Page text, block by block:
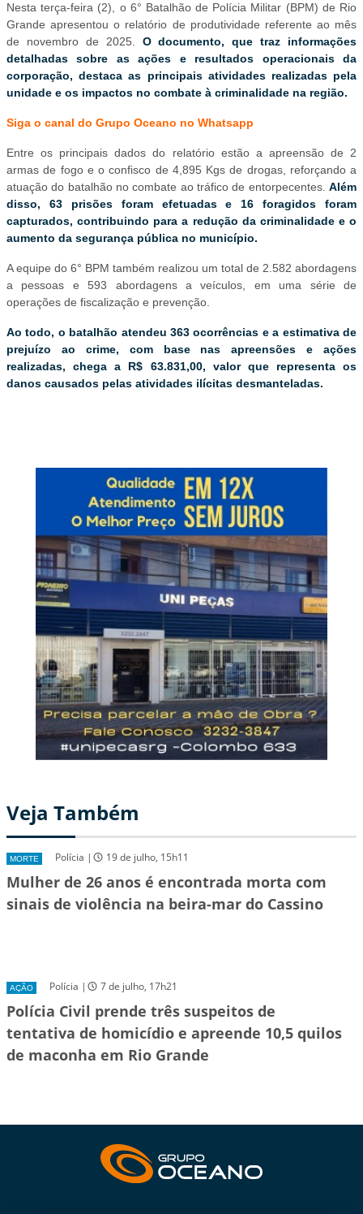
Nesta terça-feira (2), o 6° Batalhão de Polícia Militar (BPM) de Rio
Grande apresentou o relatório de produtividade referente ao mês
de novembro de 2025. O documento, que traz informações
detalhadas sobre as ações e resultados operacionais da
corporação, destaca as principais atividades realizadas pela
unidade e os impactos no combate à criminalidade na região.
Siga o canal do Grupo Oceano no Whatsapp
Entre os principais dados do relatório estão a apreensão de 2
armas de fogo e o confisco de 4,895 Kgs de drogas, reforçando a
atuação do batalhão no combate ao tráfico de entorpecentes. Além
disso, 63 prisões foram efetuadas e 16 foragidos foram
capturados, contribuindo para a redução da criminalidade e o
aumento da segurança pública no município.
A equipe do 6° BPM também realizou um total de 2.582 abordagens
a pessoas e 593 abordagens a veículos, em uma série de
operações de fiscalização e prevenção.
Ao todo, o batalhão atendeu 363 ocorrências e a estimativa de
prejuízo ao crime, com base nas apreensões e ações
realizadas, chega a R$ 63.831,00, valor que representa os
danos causados pelas atividades ilícitas desmanteladas.
Veja Também
MORTE Polícia | 19 de julho, 15h11
Mulher de 26 anos é encontrada morta com
sinais de violência na beira-mar do Cassino
AÇÃO Polícia | 7 de julho, 17h21
Polícia Civil prende três suspeitos de
tentativa de homicídio e apreende 10,5 quilos
de maconha em Rio Grande